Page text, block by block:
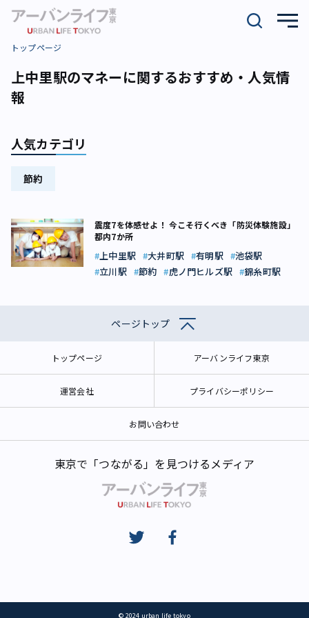
トップページ
上中里駅のマネーに関するおすすめ・人気情
報
人気カテゴリ
節約
震度7を体感せよ！ 今こそ行くべき「防災体験施設」
都内7か所
上中里駅 大井町駅 有明駅
池袋駅
立川駅
節約 虎ノ門ヒルズ駅 錦糸町駅
ページトップ
トップページ アーバンライフ東京
運営会社 プライバシーポリシー
お問い合わせ
東京で「つながる」を見つけるメディア
© 2024 urban life tokyo